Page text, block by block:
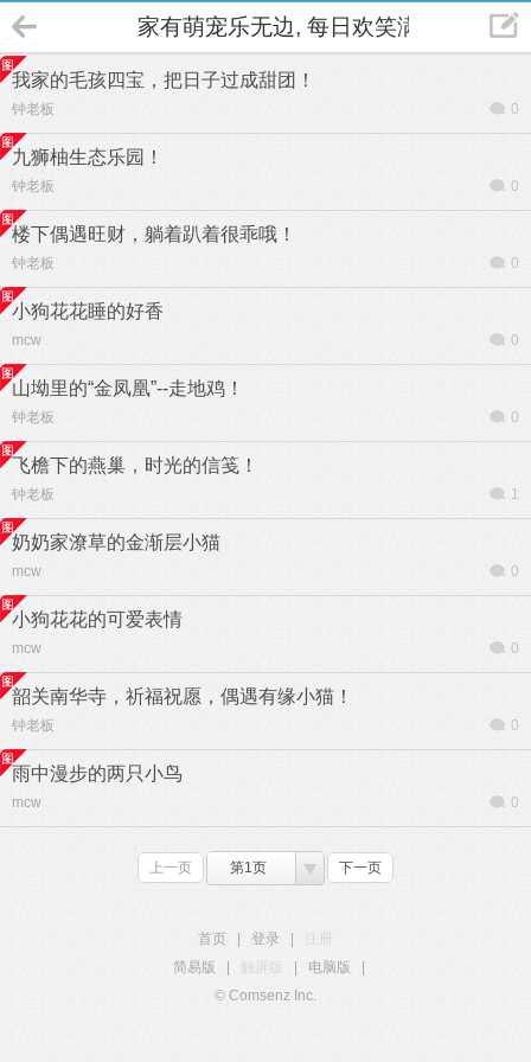
家有萌宠乐无边, 每日欢笑满心间
我家的毛孩四宝，把日子过成甜团！
钟老板 0
九狮柚生态乐园！
钟老板 0
楼下偶遇旺财，躺着趴着很乖哦！
钟老板 0
小狗花花睡的好香
mcw 0
山坳里的“金凤凰”--走地鸡！
钟老板 0
飞檐下的燕巢，时光的信笺！
钟老板 1
奶奶家潦草的金渐层小猫
mcw 0
小狗花花的可爱表情
mcw 0
韶关南华寺，祈福祝愿，偶遇有缘小猫！
钟老板 0
雨中漫步的两只小鸟
mcw 0
上一页 第1页 下一页
首页 登录
注册
简易版
触屏版 电脑版
© Comsenz Inc.